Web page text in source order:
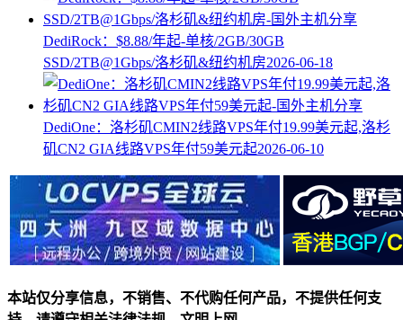
DediRock：$8.88/年起-单核/2GB/30GB
SSD/2TB@1Gbps/洛杉矶&纽约机房2026-06-18
DediOne：洛杉矶CMIN2线路VPS年付19.99美元起,洛杉
矶CN2 GIA线路VPS年付59美元起2026-06-10
本站仅分享信息，不销售、不代购任何产品，不提供任何支